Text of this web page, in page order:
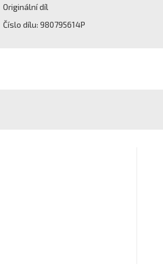
Originální díl
Číslo dílu: 980795614P